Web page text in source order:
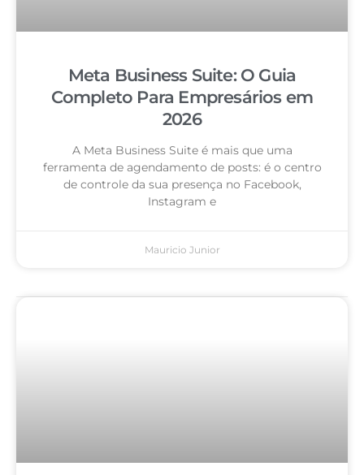
Meta Business Suite: O Guia
Completo Para Empresários em
2026
A Meta Business Suite é mais que uma
ferramenta de agendamento de posts: é o centro
de controle da sua presença no Facebook,
Instagram e
Mauricio Junior